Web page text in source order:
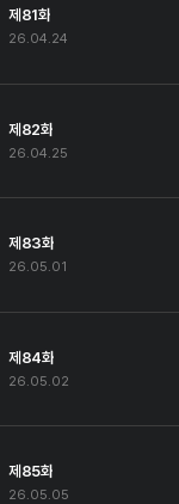
제81화
26.04.24
제82화
26.04.25
제83화
26.05.01
제84화
26.05.02
제85화
26.05.05